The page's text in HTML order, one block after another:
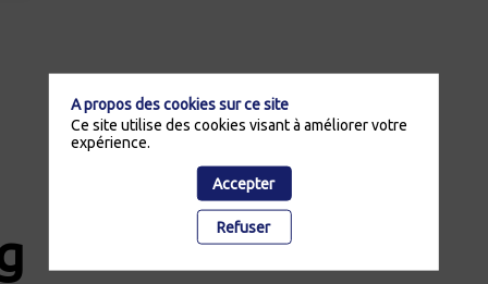
A propos des cookies sur ce site
Ce site utilise des cookies visant à améliorer votre
expérience.
Accepter
Refuser